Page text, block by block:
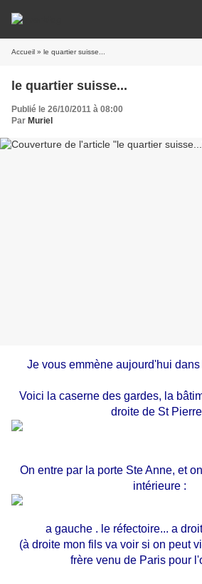
Accueil » le quartier suisse...
le quartier suisse...
Publié le 26/10/2011 à 08:00
Par Muriel
Je vous emmène aujourd'hui
Voici la caserne des gardes, la
droite de St
On entre par la porte Ste Anne, et
intérieure :
a gauche . le réfectoire... a
(à droite mon fils va voir si on peut
frère venu de Paris pour